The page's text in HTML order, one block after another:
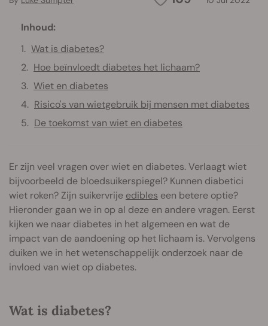
Inhoud:
Wat is diabetes?
Hoe beïnvloedt diabetes het lichaam?
Wiet en diabetes
Risico's van wietgebruik bij mensen met diabetes
De toekomst van wiet en diabetes
Er zijn veel vragen over wiet en diabetes. Verlaagt wiet
bijvoorbeeld de bloedsuikerspiegel? Kunnen diabetici
wiet roken? Zijn suikervrije edibles een betere optie?
Hieronder gaan we in op al deze en andere vragen. Eerst
kijken we naar diabetes in het algemeen en wat de
impact van de aandoening op het lichaam is. Vervolgens
duiken we in het wetenschappelijk onderzoek naar de
invloed van wiet op diabetes.
Wat is diabetes?